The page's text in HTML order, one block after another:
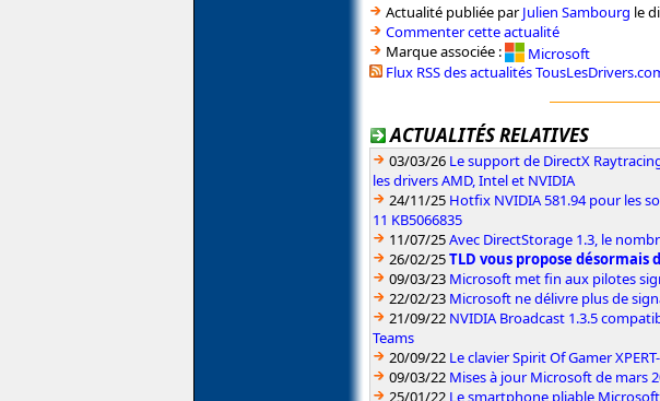
Actualité publiée parJulien Sambourg le
Commenter cette actualité
Marque associée :
Microsoft
Flux RSS des actualités
ACTUALITÉS RELATIVES
03/03/26 Le support de DirectX
les drivers AMD, Intel et NVIDIA
24/11/25 Hotfix NVIDIA 581.94 pour les
11 KB5066835
11/07/25Avec DirectStorage 1.3, le
26/02/25TLD vous propose désormais
09/03/23 Microsoft met fin aux pilotes
22/02/23 Microsoft ne délivre plus de
21/09/22 NVIDIA Broadcast 1.3.5
Teams
20/09/22 Le clavier Spirit Of Gamer
09/03/22 Mises à jour Microsoft de mars
25/01/22 Le smartphone pliable